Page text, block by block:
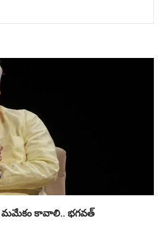
కావాలి.. భగవత్